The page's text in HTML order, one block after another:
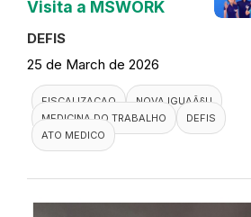
Visita a MSWORK
DEFIS
25 de March de 2026
FISCALIZACAO
NOVA IGUAÃ§U
MEDICINA DO TRABALHO
DEFIS
ATO MEDICO